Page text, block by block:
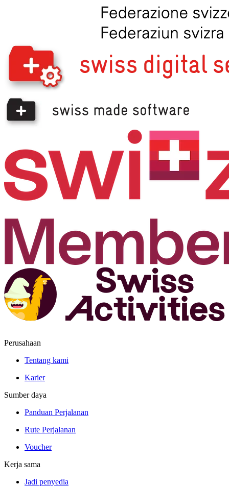
Perusahaan
Tentang kami
Karier
Sumber daya
Panduan Perjalanan
Rute Perjalanan
Voucher
Kerja sama
Jadi penyedia